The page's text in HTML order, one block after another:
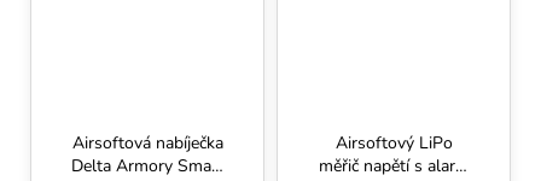
Airsoftová nabíječka
Delta Armory Smart
Airsoftový LiPo
měřič napětí s alarm